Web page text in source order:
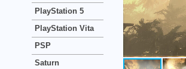
PlayStation 5
PlayStation Vita
PSP
Saturn